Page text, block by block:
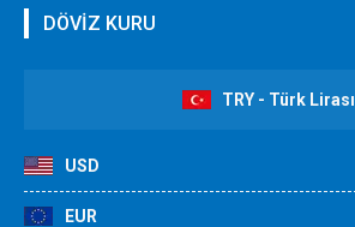
DÖVİZ KURU
TRY - Türk Lirası
USD
EUR